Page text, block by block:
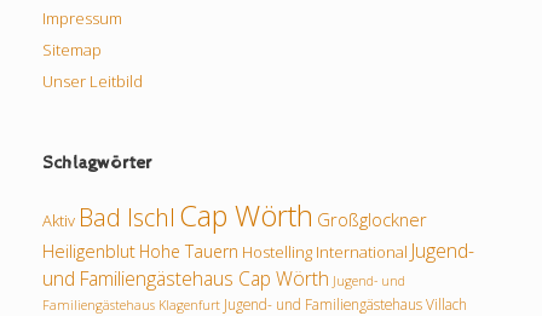
Impressum
Sitemap
Unser Leitbild
Schlagwörter
Aktiv Bad Ischl Cap Wörth Großglockner
Heiligenblut Hohe Tauern Hostelling International Jugend-
und Familiengästehaus Cap Wörth Jugend- und
Familiengästehaus Klagenfurt Jugend- und Familiengästehaus Villach